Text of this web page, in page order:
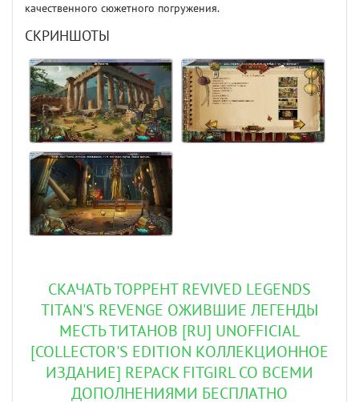
качественного сюжетного погружения.
СКРИНШОТЫ
СКАЧАТЬ ТОРРЕНТ REVIVED LEGENDS
TITAN'S REVENGE ОЖИВШИЕ ЛЕГЕНДЫ
МЕСТЬ ТИТАНОВ [RU] UNOFFICIAL
[COLLECTOR'S EDITION КОЛЛЕКЦИОННОЕ
ИЗДАНИЕ] REPACK FITGIRL СО ВСЕМИ
ДОПОЛНЕНИЯМИ БЕСПЛАТНО